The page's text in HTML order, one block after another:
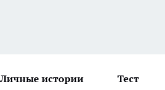
Личные истории Тест